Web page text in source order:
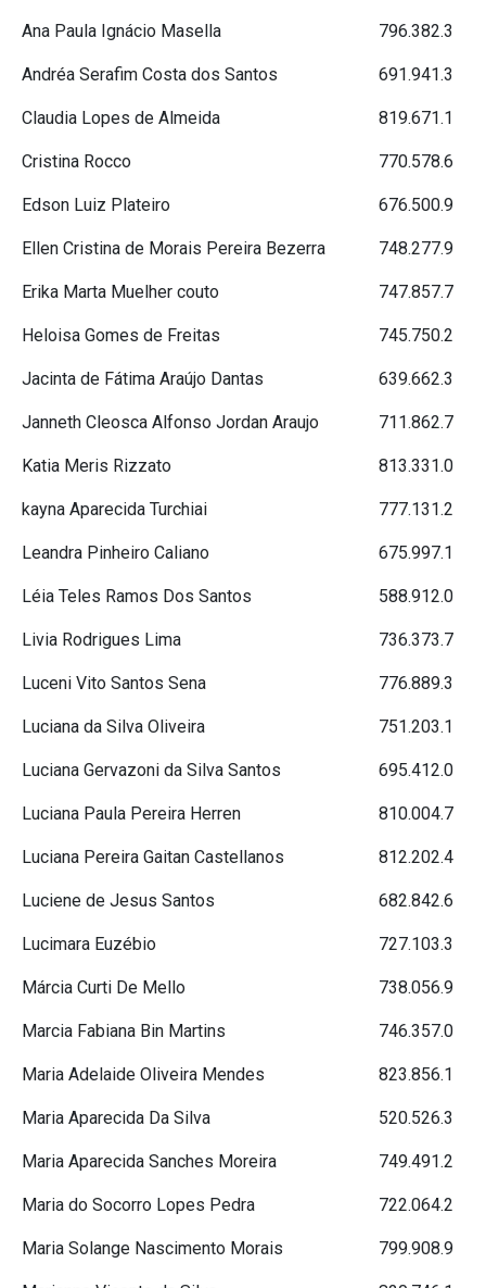
Ana Paula Ignácio Masella 796.382.3
Andréa Serafim Costa dos Santos 691.941.3
Claudia Lopes de Almeida 819.671.1
Cristina Rocco 770.578.6
Edson Luiz Plateiro 676.500.9
Ellen Cristina de Morais Pereira Bezerra 748.277.9
Erika Marta Muelher couto 747.857.7
Heloisa Gomes de Freitas 745.750.2
Jacinta de Fátima Araújo Dantas 639.662.3
Janneth Cleosca Alfonso Jordan Araujo 711.862.7
Katia Meris Rizzato 813.331.0
kayna Aparecida Turchiai 777.131.2
Leandra Pinheiro Caliano 675.997.1
Léia Teles Ramos Dos Santos 588.912.0
Livia Rodrigues Lima 736.373.7
Luceni Vito Santos Sena 776.889.3
Luciana da Silva Oliveira 751.203.1
Luciana Gervazoni da Silva Santos 695.412.0
Luciana Paula Pereira Herren 810.004.7
Luciana Pereira Gaitan Castellanos 812.202.4
Luciene de Jesus Santos 682.842.6
Lucimara Euzébio 727.103.3
Márcia Curti De Mello 738.056.9
Marcia Fabiana Bin Martins 746.357.0
Maria Adelaide Oliveira Mendes 823.856.1
Maria Aparecida Da Silva 520.526.3
Maria Aparecida Sanches Moreira 749.491.2
Maria do Socorro Lopes Pedra 722.064.2
Maria Solange Nascimento Morais 799.908.9